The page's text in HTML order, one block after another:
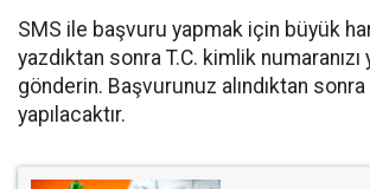
SMS ile başvuru yapmak için büyük
yazdıktan sonra T.C. kimlik numaranızı
gönderin. Başvurunuz alındıktan
yapılacaktır.